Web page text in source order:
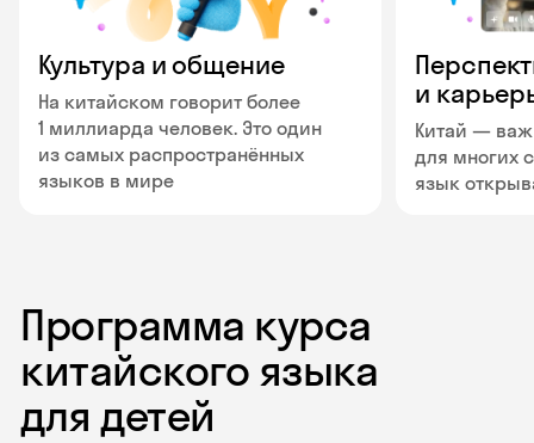
Культура и общение
На китайском говорит более
1 миллиарда человек. Это один
из самых распространённых
языков в мире
и
Китай —
для многих
язык
Программа курса
китайского языка
для детей